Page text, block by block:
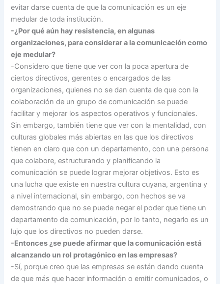
evitar darse cuenta de que la comunicación es un eje
medular de toda institución.
-¿Por qué aún hay resistencia, en algunas
organizaciones, para considerar a la comunicación como
eje medular?
-Considero que tiene que ver con la poca apertura de
ciertos directivos, gerentes o encargados de las
organizaciones, quienes no se dan cuenta de que con la
colaboración de un grupo de comunicación se puede
facilitar y mejorar los aspectos operativos y funcionales.
Sin embargo, también tiene que ver con la mentalidad, con
culturas globales más abiertas en las que los directivos
tienen en claro que con un departamento, con una persona
que colabore, estructurando y planificando la
comunicación se puede lograr mejorar objetivos. Esto es
una lucha que existe en nuestra cultura cuyana, argentina y
a nivel internacional, sin embargo, con hechos se va
demostrando que no se puede negar el poder que tiene un
departamento de comunicación, por lo tanto, negarlo es un
lujo que los directivos no pueden darse.
-Entonces ¿se puede afirmar que la comunicación está
alcanzando un rol protagónico en las empresas?
-Sí, porque creo que las empresas se están dando cuenta
de que más que hacer información o emitir comunicados, o